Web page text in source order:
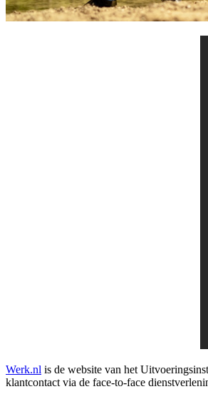
Werk.nl is de website van het
klantcontact via de face-to-face